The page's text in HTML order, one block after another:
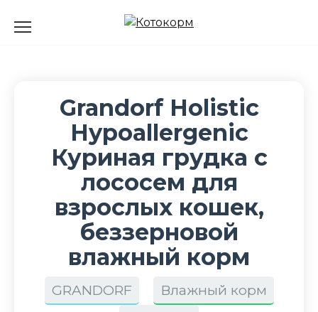
Grandorf Holistic
Hypoallergenic
Куриная грудка с
лососем для
взрослых кошек,
беззерновой
влажный корм
GRANDORF
Влажный корм